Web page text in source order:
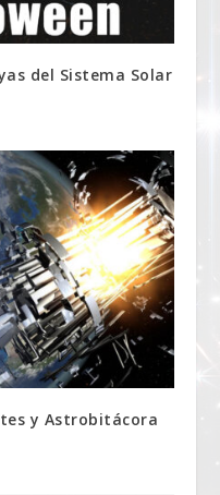
del Sistema Solar
y Astrobitácora